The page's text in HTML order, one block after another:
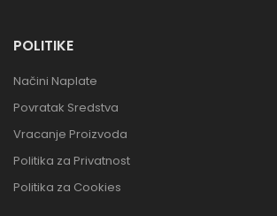
POLITIKE
Načini Naplate
Povratak Sredstva
Vracanje Proizvoda
Politika za Privatnost
Politika za Cookies